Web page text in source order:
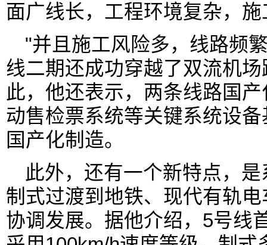
面广线长，工程环境复杂，
"并且施工风险多，线路频
线二期还成功穿越了双流机
此，他还表示，两条线路国
动售检票系统等关键系统设
国产化制造。
此外，还有一个新特点，
制式过渡到地铁、现代有轨
协调发展。据他介绍，5号线